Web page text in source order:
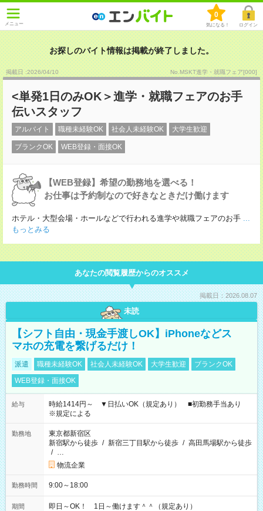
メニュー
0
気になる！ ログイン
お探しのバイト情報は掲載が終了しました。
掲載日 :2026/04/10 No.MSKT進学・就職フェア[000]
<単発1日のみOK＞進学・就職フェアのお手
伝いスタッフ
アルバイト 職種未経験OK 社会人未経験OK 大学生歓迎
ブランクOK WEB登録・面接OK
【WEB登録】希望の勤務地を選べる！
お仕事は予約制なので好きなときだけ働けます
ホテル・大型会場・ホールなどで行われる進学や就職フェアのお手 ...
もっとみる
あなたの閲覧履歴からのオススメ
掲載日：2026.08.07
未読
【シフト自由・現金手渡しOK】iPhoneなどス
マホの充電を繋げるだけ！
派遣 職種未経験OK 社会人未経験OK 大学生歓迎
ブランクOK
WEB登録・面接OK
給与
時給1414円～ ▼日払いOK（規定あり） ■初勤務手当あり
※規定による
勤務地
東京都新宿区
新宿駅から徒歩 / 新宿三丁目駅から徒歩 / 高田馬場駅から徒歩
/ …
物流企業
勤務時間 9:00～18:00
期間 即日～OK！ 1日～働けます＾＾（規定あり）